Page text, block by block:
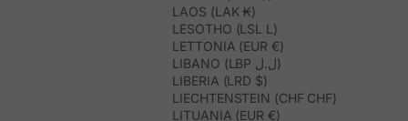
LAOS (LAK ₭)
LESOTHO (LSL L)
LETTONIA (EUR €)
LIBANO (LBP ل.ل)
LIBERIA (LRD $)
LIECHTENSTEIN (CHF CHF)
LITUANIA (EUR €)